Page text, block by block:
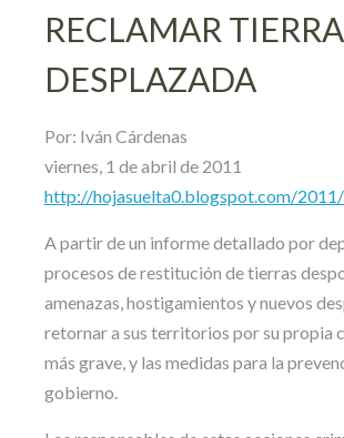
RECLAMAR
DESPLAZADA
Por: Iván Cárdenas
viernes, 1 de abril de 2011
http://hojasuelta0.blogspot.com/
A partir de un informe detallado por
procesos de restitución de tierras
amenazas, hostigamientos y nuevos
retornar a sus territorios por su propia
más grave, y las medidas para la
gobierno.